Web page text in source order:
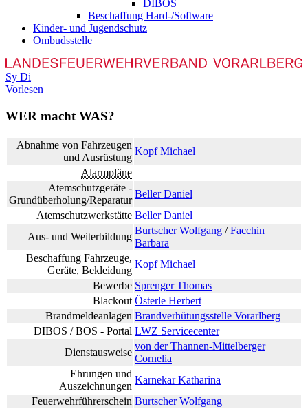
DIBOS
Beschaffung Hard-/Software
Kinder- und Jugendschutz
Ombudsstelle
Sy Di
Vorlesen
WER macht WAS?
Abnahme von Fahrzeugen
und Ausrüstung
Kopf Michael
Alarmpläne
Atemschutzgeräte -
Grundüberholung/Reparatur
Beller Daniel
Atemschutzwerkstätte Beller Daniel
Aus- und Weiterbildung
Burtscher Wolfgang /Facchin
Barbara
Beschaffung Fahrzeuge,
Geräte, Bekleidung
Kopf Michael
Bewerbe Sprenger Thomas
Blackout Österle Herbert
Brandmeldeanlagen Brandverhütungsstelle Vorarlberg
DIBOS /BOS - Portal LWZ Servicecenter
Dienstausweise
von der Thannen-Mittelberger
Cornelia
Ehrungen und
Auszeichnungen
Karnekar Katharina
Feuerwehrführerschein Burtscher Wolfgang